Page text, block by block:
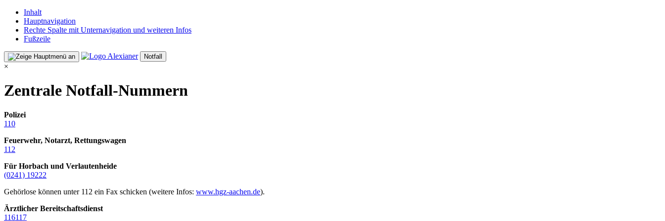
Inhalt
Hauptnavigation
Rechte Spalte mit Unternavigation und weiteren Infos
Fußzeile
Notfall
×
Zentrale Notfall-Nummern
Polizei
110
Feuerwehr, Notarzt, Rettungswagen
112
Für Horbach und Verlautenheide
(0241) 19222
Gehörlose können unter 112 ein Fax schicken (weitere Infos: www.hgz-aachen.de).
Ärztlicher Bereitschaftsdienst
116117